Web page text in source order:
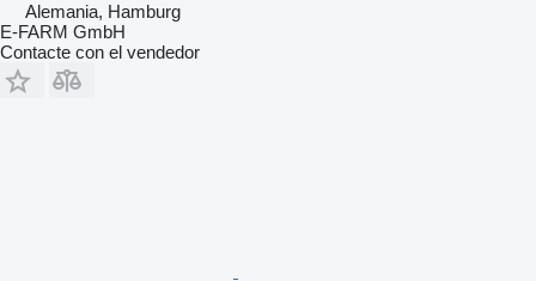
Alemania, Hamburg
E-FARM GmbH
Contacte con el vendedor